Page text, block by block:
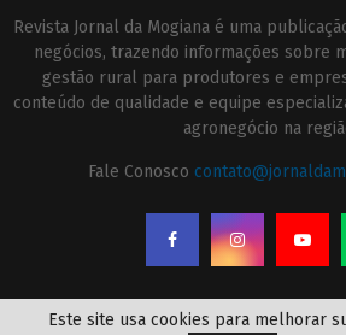
Revista Jornal da Mogiana é uma
negócios, trazendo informações sobre
gestão rural para produtores e
conteúdo de qualidade e equipe
agronegócio na
Fale Conosco
Este site usa cookies para melhorar